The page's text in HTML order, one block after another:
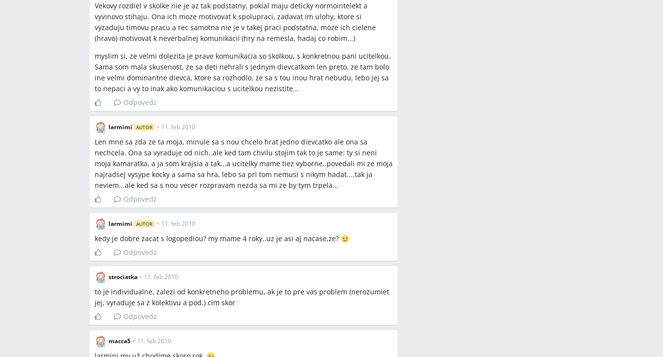
Vekovy rozdiel v skolke nie je az tak podstatny, pokial maju deticky normointelekt a
vyvinovo stihaju. Ona ich moze motivovat k spolupraci, zadavat im ulohy, ktore si
vyzaduju timovu pracu a rec samotna nie je v takej praci podstatna, moze ich cielene
(hravo) motivovat k neverbalnej komunikacii (hry na remesla, hadaj co robim...)
myslim si, ze velmi dolezita je prave komunikacia so skolkou, s konkretnou pani ucitelkou.
Sama som mala skusenost, ze sa deti nehrali s jednym dievcatkom len preto, ze tam bolo
ine velmi dominantne dievca, ktore sa rozhodlo, ze sa s tou inou hrat nebudu, lebo jej sa
to nepaci a vy to inak ako komunikaciou s ucitelkou nezistite...
Odpovedz
larmimi AUTOR • 11. feb 2010
Len mne sa zda ze ta moja, minule sa s nou chcelo hrat jedno dievcatko ale ona sa
nechcela. Ona sa vyraduje od nich..ale ked tam chvilu stojim tak to je same: ty si neni
moja kamaratka, a ja som krajsia a tak...a ucitelky mame tiez vyborne..povedali mi ze moja
najradsej vysype kocky a sama sa hra, lebo sa pri tom nemusi s nikym hadat....tak ja
neviem...ale ked sa s nou vecer rozpravam nezda sa mi ze by tym trpela...
Odpovedz
larmimi AUTOR • 11. feb 2010
kedy je dobre zacat s logopediou? my mame 4 roky..uz je asi aj nacase,ze?
Odpovedz
strociatka • 11. feb 2010
to je individualne, zalezi od konkretneho problemu, ak je to pre vas problem (nerozumiet
jej, vyraduje sa z kolektivu a pod.) cim skor
Odpovedz
macca5 • 11. feb 2010